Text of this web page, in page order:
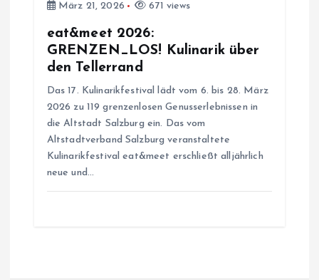
März 21, 2026
671 views
eat&meet 2026:
GRENZEN_LOS! Kulinarik über
den Tellerrand
Das 17. Kulinarikfestival lädt vom 6. bis 28. März
2026 zu 119 grenzenlosen Genusserlebnissen in
die Altstadt Salzburg ein. Das vom
Altstadtverband Salzburg veranstaltete
Kulinarikfestival eat&meet erschließt alljährlich
neue und…